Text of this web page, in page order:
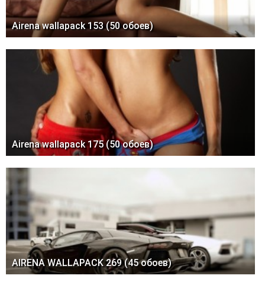
Airena wallapack 153 (50 обоев)
Airena wallapack 175 (50 обоев)
AIRENA WALLAPACK 269 (45 обоев)